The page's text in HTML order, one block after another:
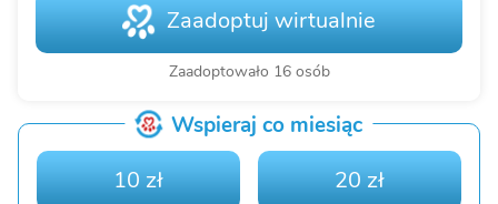
Zaadoptuj wirtualnie
Zaadoptowało 16 osób
Wspieraj co miesiąc
10 zł 20 zł